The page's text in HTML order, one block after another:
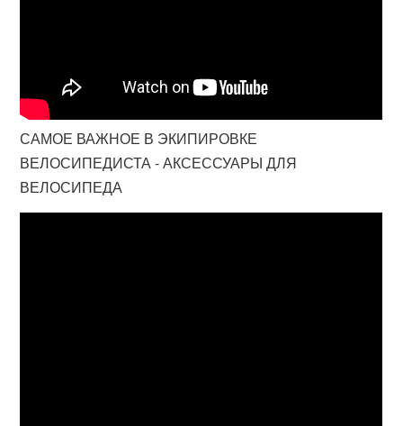
САМОЕ ВАЖНОЕ В ЭКИПИРОВКЕ
ВЕЛОСИПЕДИСТА - АКСЕССУАРЫ ДЛЯ
ВЕЛОСИПЕДА